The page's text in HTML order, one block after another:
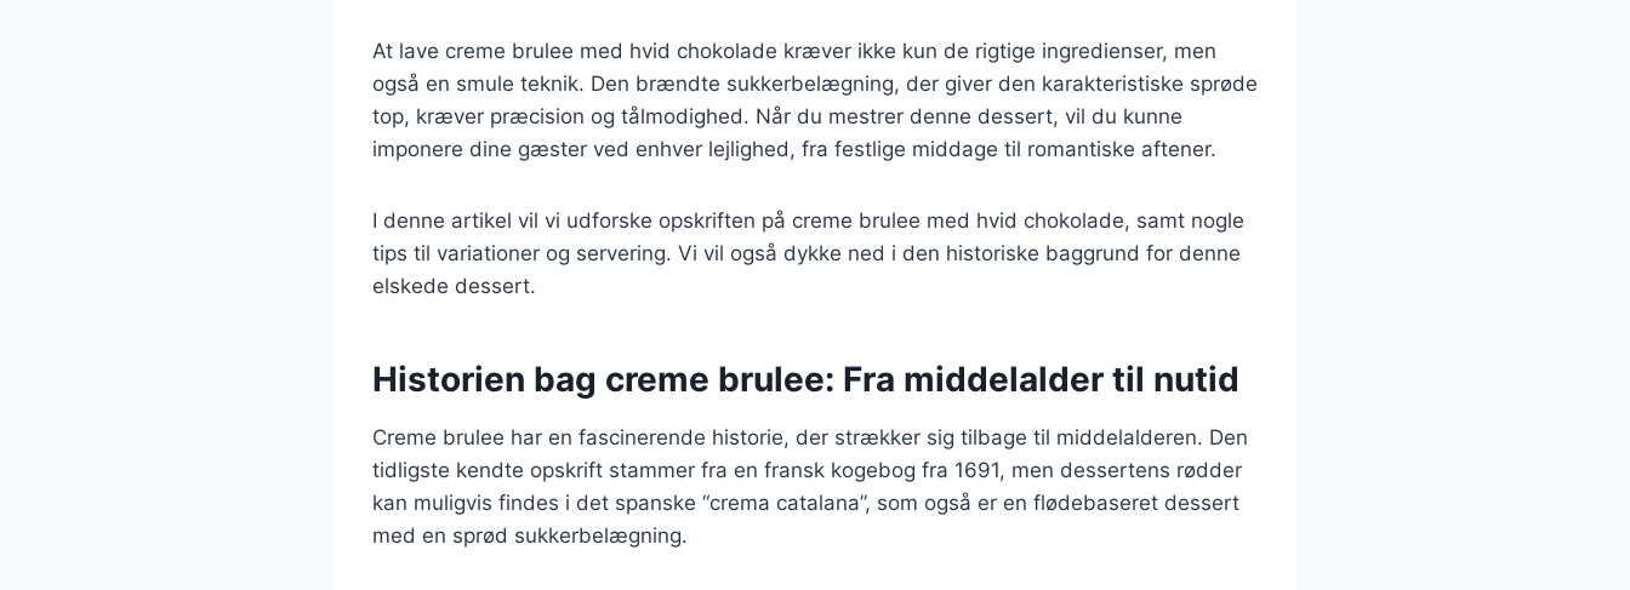
At lave creme brulee med hvid chokolade kræver ikke kun de rigtige ingredienser, men
også en smule teknik. Den brændte sukkerbelægning, der giver den karakteristiske sprøde
top, kræver præcision og tålmodighed. Når du mestrer denne dessert, vil du kunne
imponere dine gæster ved enhver lejlighed, fra festlige middage til romantiske aftener.
I denne artikel vil vi udforske opskriften på creme brulee med hvid chokolade, samt nogle
tips til variationer og servering. Vi vil også dykke ned i den historiske baggrund for denne
elskede dessert.
Historien bag creme brulee: Fra middelalder til nutid
Creme brulee har en fascinerende historie, der strækker sig tilbage til middelalderen. Den
tidligste kendte opskrift stammer fra en fransk kogebog fra 1691, men dessertens rødder
kan muligvis findes i det spanske “crema catalana”, som også er en flødebaseret dessert
med en sprød sukkerbelægning.